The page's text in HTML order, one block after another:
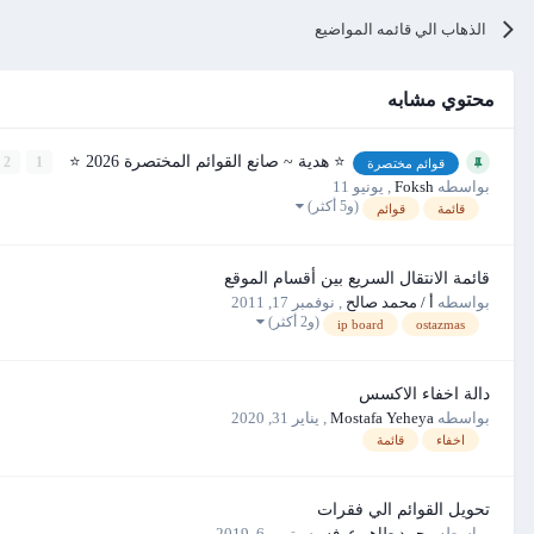
الذهاب الي قائمه المواضيع
محتوي مشابه
قوائم مختصرة ⭐ هدية ~ صانع القوائم المختصرة 2026 ⭐ 1
2
بواسطه Foksh يونيو 11
قائمة قوائم (و5 أكثر)
قائمة الانتقال السريع بين أقسام الموقع
بواسطه أ / محمد صالح نوفمبر 17, 2011
ostazmas
ip board (و2 أكثر)
دالة اخفاء الاكسس
بواسطه Mostafa Yeheya يناير 31, 2020
اخفاء قائمة
تحويل القوائم الي فقرات